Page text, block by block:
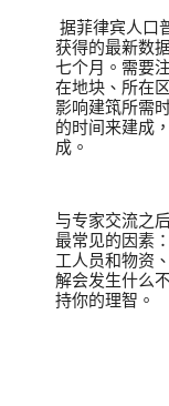
据菲律宾人口
获得的最新数
七个月。需要
在地块、所在
影响建筑所需
的时间来建成
成。
与专家交流之
最常见的因素
工人员和物资
解会发生什么
持你的理智。